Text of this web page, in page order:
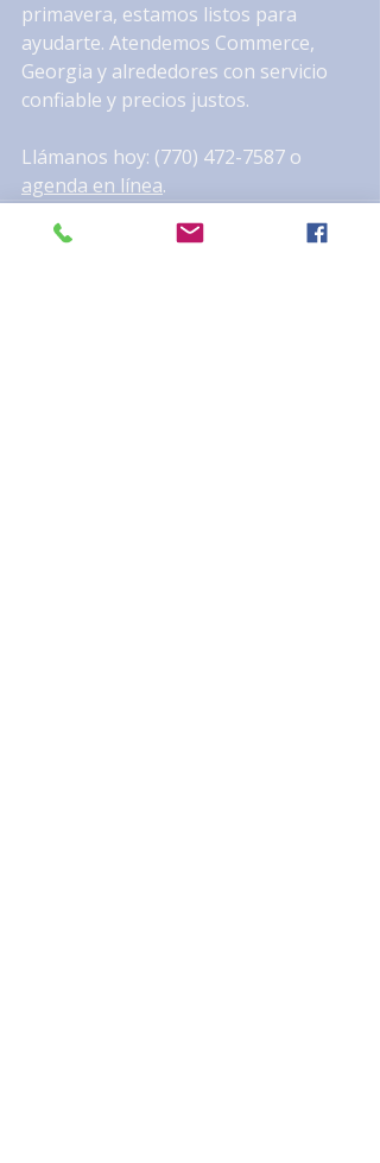
primavera, estamos listos para
ayudarte. Atendemos Commerce,
Georgia y alrededores con servicio
confiable y precios justos.
Llámanos hoy: (770) 472-7587 o
agenda en línea.